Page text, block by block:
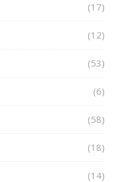
(17)
(12)
(53)
(6)
(58)
(18)
(14)